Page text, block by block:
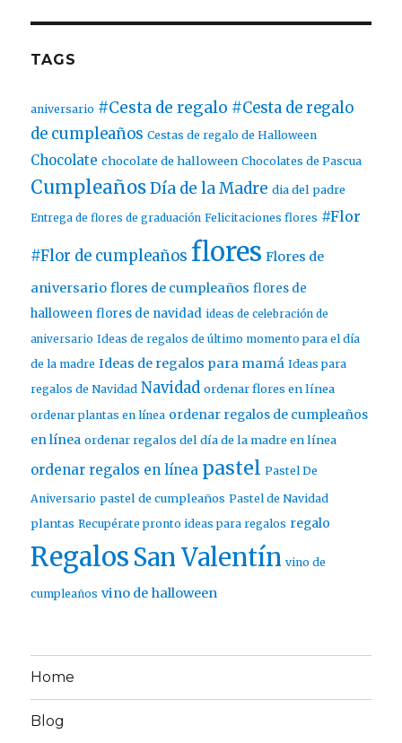
TAGS
aniversario #Cesta de regalo #Cesta de regalo
de cumpleaños Cestas de regalo de Halloween
Chocolate chocolate de halloween Chocolates de Pascua
Cumpleaños Día de la Madre dia del padre
Entrega de flores de graduación Felicitaciones flores #Flor
#Flor de cumpleaños flores Flores de
aniversario flores de cumpleaños flores de
halloween flores de navidad ideas de celebración de
aniversario Ideas de regalos de último momento para el día
de la madre Ideas de regalos para mamá Ideas para
regalos de Navidad Navidad ordenar flores en línea
ordenar plantas en línea ordenar regalos de cumpleaños
en línea ordenar regalos del día de la madre en línea
ordenar regalos en línea pastel Pastel De
Aniversario pastel de cumpleaños Pastel de Navidad
plantas Recupérate pronto ideas para regalos regalo
Regalos San Valentín vino de
cumpleaños vino de halloween
Home
Blog